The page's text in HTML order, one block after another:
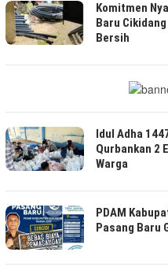
Komitmen
Baru
Bersih
Idul Adha
Qurbankan 2
Warga
PDAM
Pasang Baru